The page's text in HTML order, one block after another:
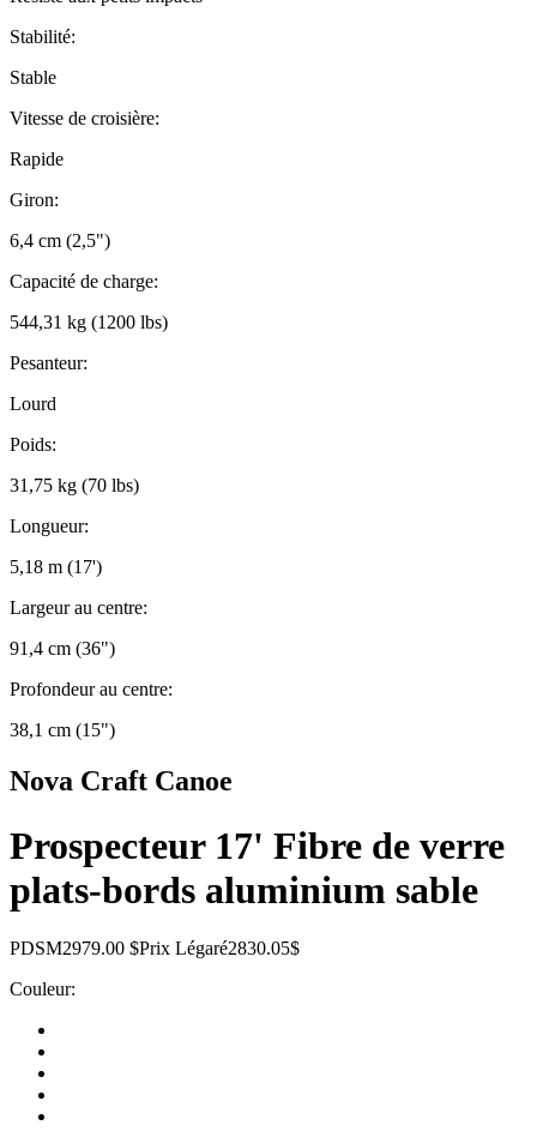
Stabilité:
Stable
Vitesse de croisière:
Rapide
Giron:
6,4 cm (2,5")
Capacité de charge:
544,31 kg (1200 lbs)
Pesanteur:
Lourd
Poids:
31,75 kg (70 lbs)
Longueur:
5,18 m (17')
Largeur au centre:
91,4 cm (36")
Profondeur au centre:
38,1 cm (15")
Nova Craft Canoe
Prospecteur 17' Fibre de verre
plats-bords aluminium sable
PDSM2979.00 $Prix Légaré2830.05$
Couleur: